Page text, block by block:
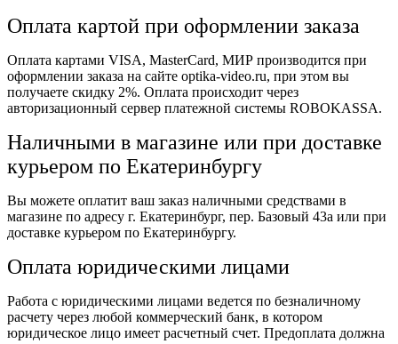
Оплата картой при оформлении заказа
Оплата картами VISA, MasterCard, МИР производится при
оформлении заказа на сайте optika-video.ru, при этом вы
получаете скидку 2%. Оплата происходит через
авторизационный сервер платежной системы ROBOKASSA.
Наличными в магазине или при доставке
курьером по Екатеринбургу
Вы можете оплатит ваш заказ наличными средствами в
магазине по адресу г. Екатеринбург, пер. Базовый 43а или при
доставке курьером по Екатеринбургу.
Оплата юридическими лицами
Работа с юридическими лицами ведется по безналичному
расчету через любой коммерческий банк, в котором
юридическое лицо имеет расчетный счет. Предоплата должна